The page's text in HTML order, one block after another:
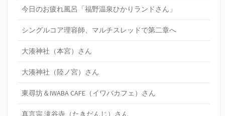
今日のお疲れ風呂「福野温泉ひかりランドさん」
シングルコア理容師、マルチスレッドで第二章へ
大湊神社（本宮）さん
大湊神社（陸ノ宮）さん
東尋坊＆IWABA CAFE（イワバカフェ）さん
真言宗 滝谷寺（たきだんじ）さん